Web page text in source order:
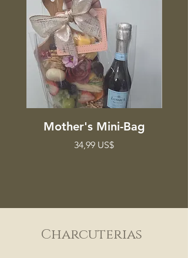
Mother's Mini-Bag
Precio
34,99 US$
Charcuterias